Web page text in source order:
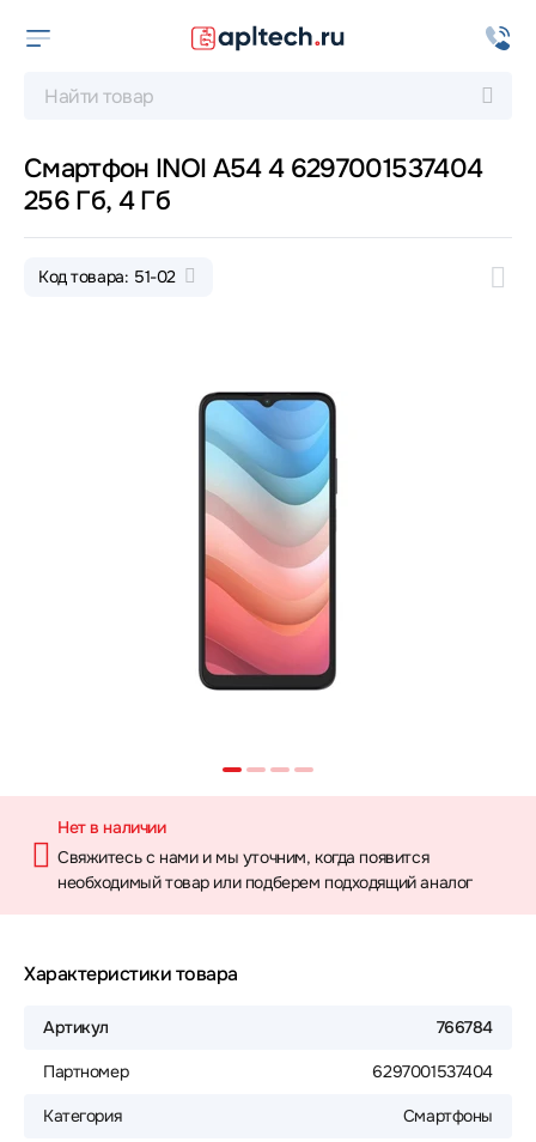
Смартфон INOI A54 4 6297001537404
256 Гб, 4 Гб
Код товара: 51-02
Нет в наличии
Свяжитесь с нами и мы уточним, когда появится
необходимый товар или подберем подходящий аналог
Характеристики товара
Артикул 766784
Партномер 6297001537404
Категория Смартфоны